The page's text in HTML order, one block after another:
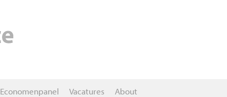
Economenpanel Vacatures About